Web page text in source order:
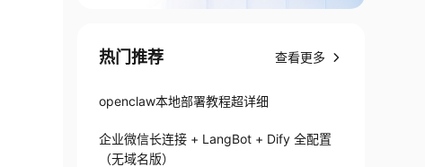
热门推荐 查看更多
openclaw本地部署教程超详细
企业微信长连接 + LangBot + Dify 全配置
（无域名版）